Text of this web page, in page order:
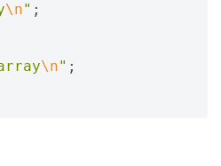
\n" ;
\n" ;